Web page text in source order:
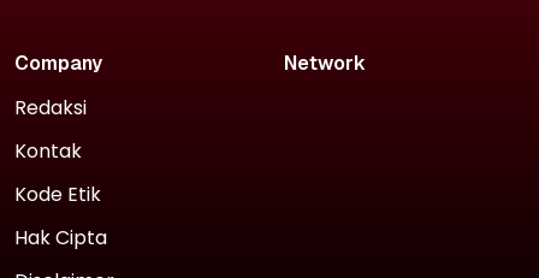
Company
Redaksi
Kontak
Kode Etik
Hak Cipta
Network